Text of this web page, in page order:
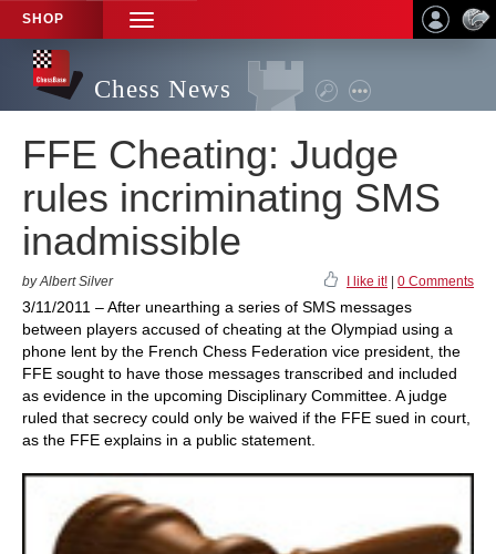
SHOP
TOGGLE
NAVIGATION
Chess News
FFE Cheating: Judge
rules incriminating SMS
inadmissible
by Albert Silver I like it! 0 Comments
3/11/2011 – After unearthing a series of SMS messages
between players accused of cheating at the Olympiad using a
phone lent by the French Chess Federation vice president, the
FFE sought to have those messages transcribed and included
as evidence in the upcoming Disciplinary Committee. A judge
ruled that secrecy could only be waived if the FFE sued in court,
as the FFE explains in a public statement.